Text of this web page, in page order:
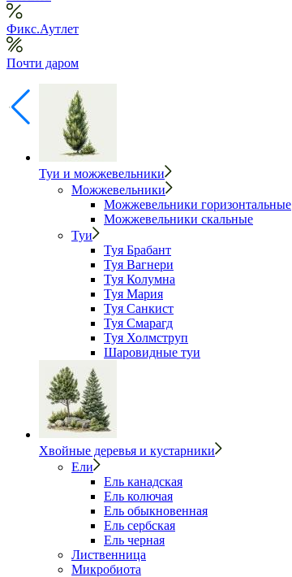
Фикс.Аутлет
Почти даром
Туи и можжевельники
Можжевельники
Можжевельники горизонтальные
Можжевельники скальные
Туи
Туя Брабант
Туя Вагнери
Туя Колумна
Туя Мария
Туя Санкист
Туя Смарагд
Туя Холмструп
Шаровидные туи
Хвойные деревья и кустарники
Ели
Ель канадская
Ель колючая
Ель обыкновенная
Ель сербская
Ель черная
Лиственница
Микробиота